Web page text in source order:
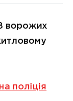
ворожих
поліція